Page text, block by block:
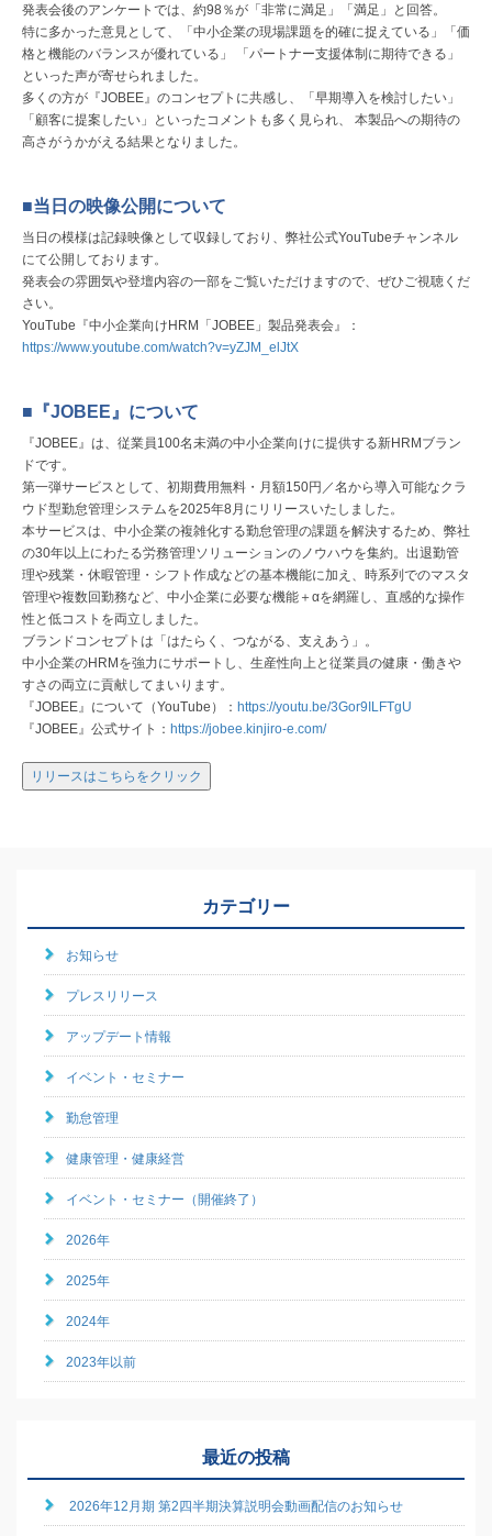
発表会後のアンケートでは、約98％が「非常に満足」「満足」と回答。
特に多かった意見として、「中小企業の現場課題を的確に捉えている」「価
格と機能のバランスが優れている」 「パートナー支援体制に期待できる」
といった声が寄せられました。
多くの方が『JOBEE』のコンセプトに共感し、「早期導入を検討したい」
「顧客に提案したい」といったコメントも多く見られ、 本製品への期待の
高さがうかがえる結果となりました。
■当日の映像公開について
当日の模様は記録映像として収録しており、弊社公式YouTubeチャンネル
にて公開しております。
発表会の雰囲気や登壇内容の一部をご覧いただけますので、ぜひご視聴くだ
さい。
YouTube『中小企業向けHRM「JOBEE」製品発表会』：
https://www.youtube.com/watch?v=yZJM_elJtX
■『JOBEE』について
『JOBEE』は、従業員100名未満の中小企業向けに提供する新HRMブラン
ドです。
第一弾サービスとして、初期費用無料・月額150円／名から導入可能なクラ
ウド型勤怠管理システムを2025年8月にリリースいたしました。
本サービスは、中小企業の複雑化する勤怠管理の課題を解決するため、弊社
の30年以上にわたる労務管理ソリューションのノウハウを集約。出退勤管
理や残業・休暇管理・シフト作成などの基本機能に加え、時系列でのマスタ
管理や複数回勤務など、中小企業に必要な機能＋αを網羅し、直感的な操作
性と低コストを両立しました。
ブランドコンセプトは「はたらく、つながる、支えあう」。
中小企業のHRMを強力にサポートし、生産性向上と従業員の健康・働きや
すさの両立に貢献してまいります。
『JOBEE』について（YouTube）： https://youtu.be/3Gor9ILFTgU
『JOBEE』公式サイト： https://jobee.kinjiro-e.com/
リリースはこちらをクリック
カテゴリー
お知らせ
プレスリリース
アップデート情報
イベント・セミナー
勤怠管理
健康管理・健康経営
イベント・セミナー（開催終了）
2026年
2025年
2024年
2023年以前
最近の投稿
2026年12月期 第2四半期決算説明会動画配信のお知らせ